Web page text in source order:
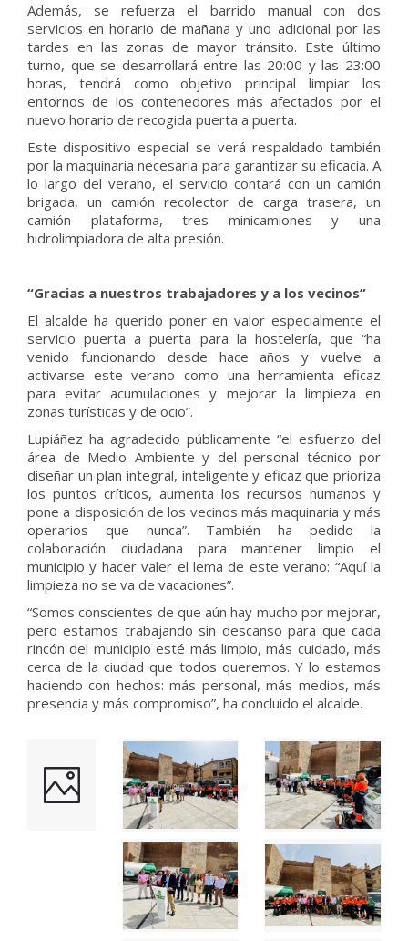
Además, se refuerza el barrido manual con dos
servicios en horario de mañana y uno adicional por las
tardes en las zonas de mayor tránsito. Este último
turno, que se desarrollará entre las 20:00 y las 23:00
horas, tendrá como objetivo principal limpiar los
entornos de los contenedores más afectados por el
nuevo horario de recogida puerta a puerta.
Este dispositivo especial se verá respaldado también
por la maquinaria necesaria para garantizar su eficacia. A
lo largo del verano, el servicio contará con un camión
brigada, un camión recolector de carga trasera, un
camión plataforma, tres minicamiones y una
hidrolimpiadora de alta presión.
“Gracias a nuestros trabajadores y a los vecinos”
El alcalde ha querido poner en valor especialmente el
servicio puerta a puerta para la hostelería, que “ha
venido funcionando desde hace años y vuelve a
activarse este verano como una herramienta eficaz
para evitar acumulaciones y mejorar la limpieza en
zonas turísticas y de ocio”.
Lupiáñez ha agradecido públicamente “el esfuerzo del
área de Medio Ambiente y del personal técnico por
diseñar un plan integral, inteligente y eficaz que prioriza
los puntos críticos, aumenta los recursos humanos y
pone a disposición de los vecinos más maquinaria y más
operarios que nunca”. También ha pedido la
colaboración ciudadana para mantener limpio el
municipio y hacer valer el lema de este verano: “Aquí la
limpieza no se va de vacaciones”.
“Somos conscientes de que aún hay mucho por mejorar,
pero estamos trabajando sin descanso para que cada
rincón del municipio esté más limpio, más cuidado, más
cerca de la ciudad que todos queremos. Y lo estamos
haciendo con hechos: más personal, más medios, más
presencia y más compromiso”, ha concluido el alcalde.